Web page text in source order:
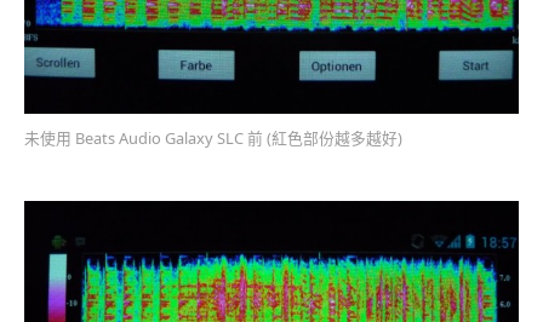
未使用 Beats Audio Galaxy SLC 前 (紅色部份越多越好)